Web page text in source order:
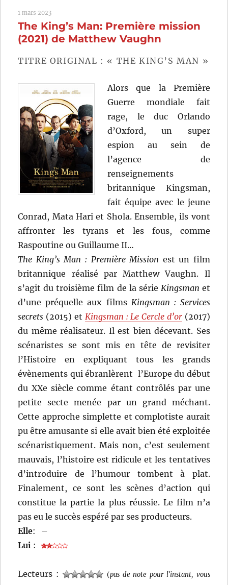
Julie
Delpy
1 mars 2023
The King’s Man: Première mission
(2021) de Matthew Vaughn
TITRE ORIGINAL : « THE KING’S MAN »
Alors que la Première
Guerre mondiale fait
rage, le duc Orlando
d’Oxford, un super
espion au sein de
l’agence de
renseignements
britannique Kingsman,
fait équipe avec le jeune
Conrad, Mata Hari et Shola. Ensemble, ils vont
affronter les tyrans et les fous, comme
Raspoutine ou Guillaume II…
The King’s Man : Première Mission est un film
britannique réalisé par Matthew Vaughn. Il
s’agit du troisième film de la série Kingsman et
d’une préquelle aux films Kingsman : Services
secrets (2015) et Kingsman : Le Cercle d’or(2017)
du même réalisateur. Il est bien décevant. Ses
scénaristes se sont mis en tête de revisiter
l’Histoire en expliquant tous les grands
évènements qui ébranlèrent l’Europe du début
du XXe siècle comme étant contrôlés par une
petite secte menée par un grand méchant.
Cette approche simplette et complotiste aurait
pu être amusante si elle avait bien été exploitée
scénaristiquement. Mais non, c’est seulement
mauvais, l’histoire est ridicule et les tentatives
d’introduire de l’humour tombent à plat.
Finalement, ce sont les scènes d’action qui
constitue la partie la plus réussie. Le film n’a
pas eu le succès espéré par ses producteurs.
Elle:
–
Lui :
Lecteurs : (pas de note pour l'instant, vous